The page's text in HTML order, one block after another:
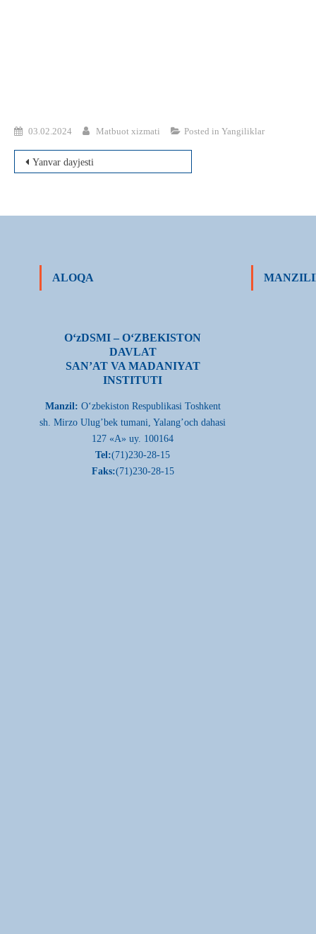
03.02.2024 Matbuot xizmati Posted in Yangiliklar
Post
Yanvar dayjesti
ALOQA
О‘zDSMI – О‘ZBEKISTON
DAVLAT
SAN’AT VA MADANIYAT
INSTITUTI
Manzil: О‘zbekiston Respublikasi Toshkent
sh. Mirzo Ulug’bek tumani, Yalang’och dahasi
127 «A» uy. 100164
Tel:(71)230-28-15
Faks:(71)230-28-15